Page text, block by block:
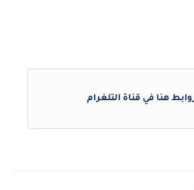
روابط هنا في قناة التلغرام